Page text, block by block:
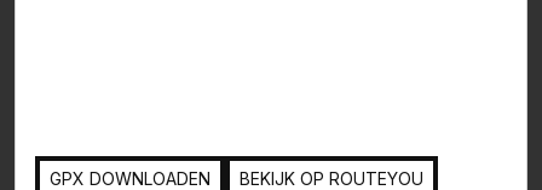
GPX DOWNLOADEN BEKIJK OP ROUTEYOU